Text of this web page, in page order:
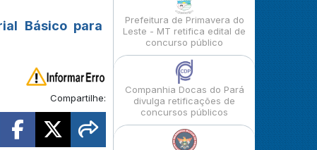
Básico para
Compartilhe:
Prefeitura de Primavera do
Leste - MT retifica edital de
concurso público
Companhia Docas do Pará
divulga retificações de
concursos públicos